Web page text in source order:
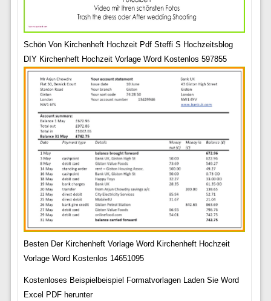
Schön Von Kirchenheft Hochzeit Pdf Steffi S Hochzeitsblog
DIY Kirchenheft Hochzeit Vorlage Word Kostenlos 597855
Besten Der Kirchenheft Vorlage Word Kirchenheft Hochzeit
Vorlage Word Kostenlos 14651095
Kostenloses Beispielbeispiel Formatvorlagen Laden Sie Word
Excel PDF herunter